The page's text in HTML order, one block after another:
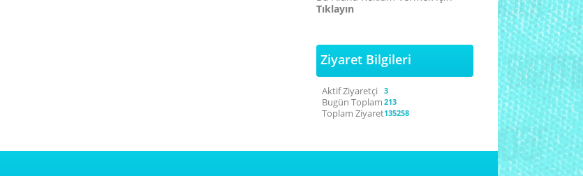
Tıklayın
Ziyaret Bilgileri
Aktif Ziyaretçi 3
Bugün Toplam 213
Toplam Ziyaret135258